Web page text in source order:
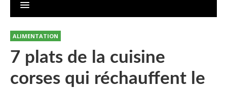
ALIMENTATION
7 plats de la cuisine
corses qui réchauffent le